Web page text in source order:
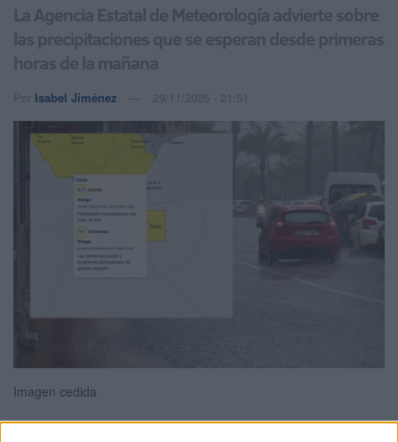
La Agencia Estatal de Meteorología advierte sobre
las precipitaciones que se esperan desde primeras
horas de la mañana
Por Isabel Jiménez 29/11/2025 - 21:51
Imagen cedida